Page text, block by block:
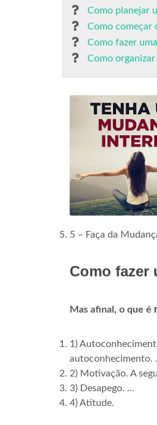
Como planejar
Como começar
Como fazer
Como
5 – Faça da
Como fazer
Mas afinal, o que é
1)
autoconhecimento.
2) Motivação. A
3) Desapego. ...
4) Atitude.